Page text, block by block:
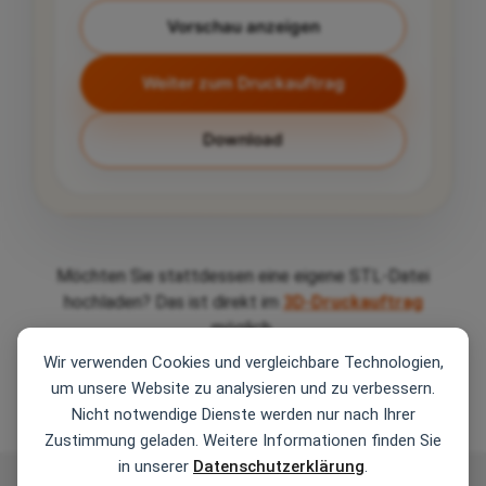
Wir verwenden Cookies und vergleichbare Technologien,
um unsere Website zu analysieren und zu verbessern.
Nicht notwendige Dienste werden nur nach Ihrer
Zustimmung geladen. Weitere Informationen finden Sie
in unserer Datenschutzerklärung.
GENERATOR
Box Deckel
Passender Deckel für die Box.
Vorschau anzeigen
Weiter zum Druckauftrag
Download
Möchten Sie stattdessen eine eigene STL-Datei
hochladen? Das ist direkt im 3D-Druckauftrag
möglich.
<< zurück zum 3D-Druck Service